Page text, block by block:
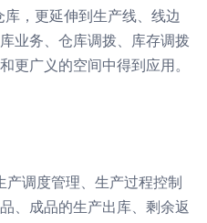
，更延伸到生产线、线边
业务、仓库调拨、库存调拨
更广义的空间中得到应用。
产调度管理、生产过程控制
、成品的生产出库、剩余返